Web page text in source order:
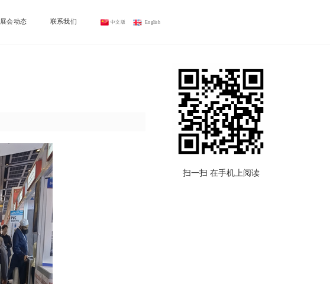
展会动态 联系我们 中文版 English
扫一扫 在手机上阅读